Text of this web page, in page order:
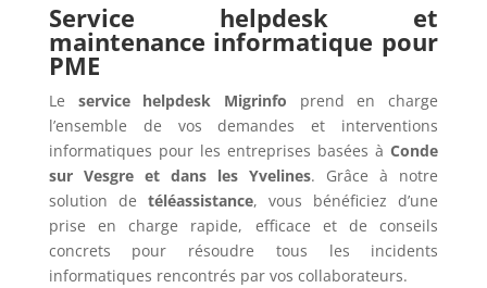
Service helpdesk et
maintenance informatique pour
PME
Le service helpdesk Migrinfo prend en charge
l’ensemble de vos demandes et interventions
informatiques pour les entreprises basées àConde
sur Vesgre et dans les Yvelines. Grâce à notre
solution de téléassistance, vous bénéficiez d’une
prise en charge rapide, efficace et de conseils
concrets pour résoudre tous les incidents
informatiques rencontrés par vos collaborateurs.